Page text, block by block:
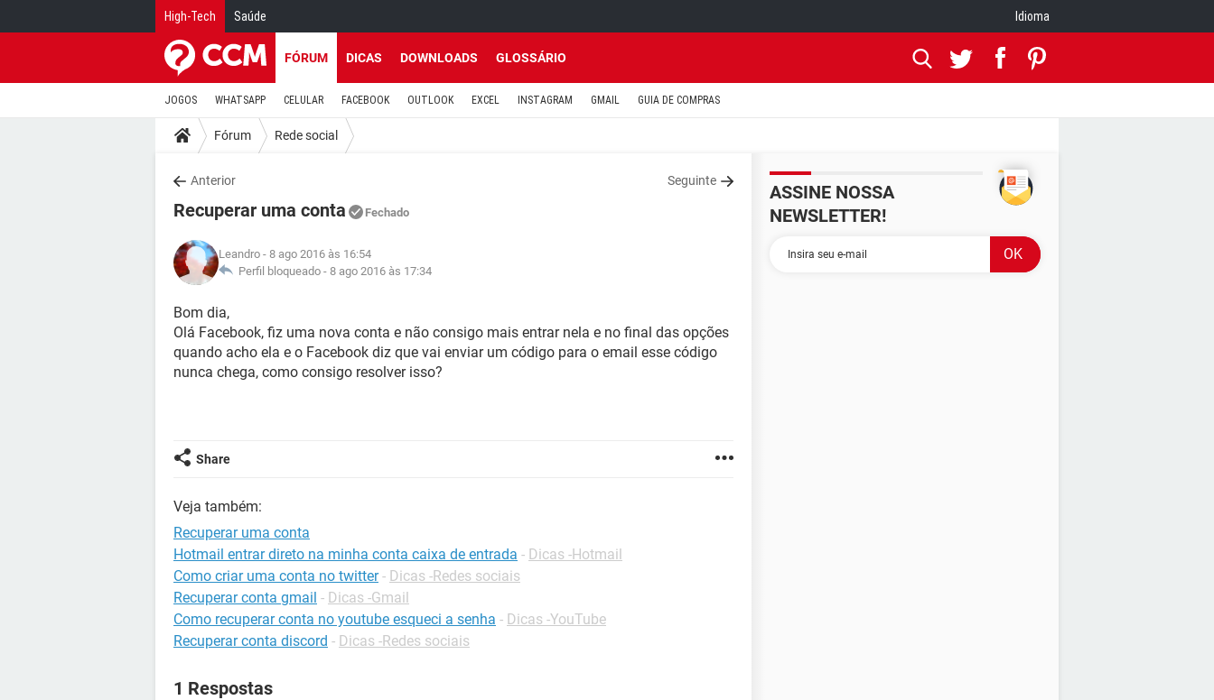
High-Tech Saúde Idioma
FÓRUM DICAS DOWNLOADS GLOSSÁRIO
JOGOS WHATSAPP CELULAR FACEBOOK OUTLOOK EXCEL INSTAGRAM GMAIL GUIA DE COMPRAS
Fórum Rede social
Anterior Seguinte
Recuperar uma conta Fechado
Leandro - 8 ago 2016 às 16:54
Perfil bloqueado - 8 ago 2016 às 17:34
Bom dia,
Olá Facebook, fiz uma nova conta e não consigo mais entrar nela e no final das opções
quando acho ela e o Facebook diz que vai enviar um código para o email esse código
nunca chega, como consigo resolver isso?
Share
Veja também:
Recuperar uma conta
Hotmail entrar direto na minha conta caixa de entrada - Dicas -Hotmail
Como criar uma conta no twitter - Dicas -Redes sociais
Recuperar conta gmail - Dicas -Gmail
Como recuperar conta no youtube esqueci a senha - Dicas -YouTube
Recuperar conta discord - Dicas -Redes sociais
1 Respostas
ASSINE NOSSA
NEWSLETTER!